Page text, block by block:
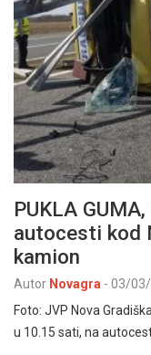
PUKLA
autocesti kod
kamion
Autor Novagra - 03/
Foto: JVP Nova
u 10.15 sati, na